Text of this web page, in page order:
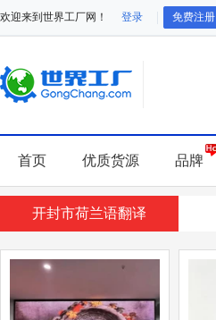
欢迎来到世界工厂网！ 登录 免费注册
首页 优质货源 品牌
开封市荷兰语翻译